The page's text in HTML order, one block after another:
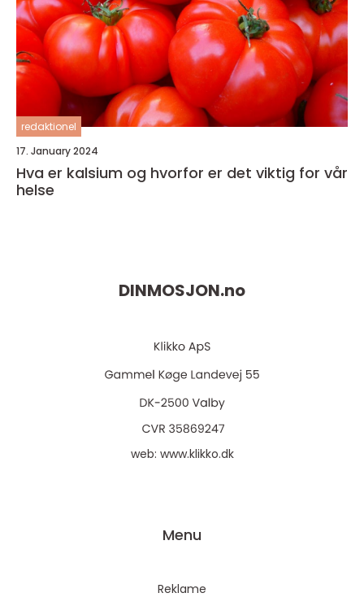
redaktionel
17. January 2024
Hva er kalsium og hvorfor er det viktig for vår
helse
DINMOSJON.no
web: www.klikko.dk
Menu
Reklame